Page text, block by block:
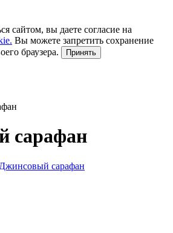
сайтом, вы даете согласие на
Вы можете запретить сохранение
браузера.
Принять
сарафан
Джинсовый сарафан